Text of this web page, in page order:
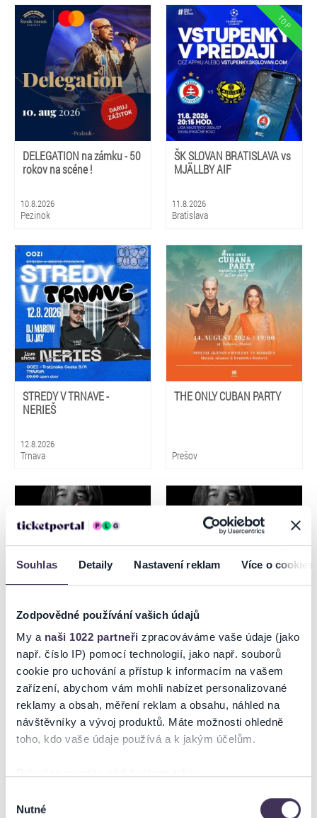
Souhlas Detaily Nastavení reklam Více o cookies
Zodpovědné používání vašich údajů
My a naši 1022 partneři zpracováváme vaše údaje (jako
např. číslo IP) pomocí technologií, jako např. souborů
cookie pro uchování a přístup k informacím na vašem
zařízení, abychom vám mohli nabízet personalizované
reklamy a obsah, měření reklam a obsahu, náhled na
návštěvníky a vývoj produktů. Máte možnosti ohledně
toho, kdo vaše údaje používá a k jakým účelům.
které mohou být přesné na několik metrů
souhlasu
Nutné
DELEGATION na zámku - 50
rokov na scéne !
10.8.2026
Pezinok
ŠK SLOVAN BRATISLAVA vs
MJÄLLBY AIF
11.8.2026
Bratislava
STREDY V TRNAVE -
NERIEŠ
12.8.2026
Trnava
THE ONLY CUBAN PARTY
Prešov
DRUPI - 50 ANNI TOUR
15.8.2026
Trnava
DRUPI - 50 ANNI TOUR
MARTIN
16.8.2026
Martin